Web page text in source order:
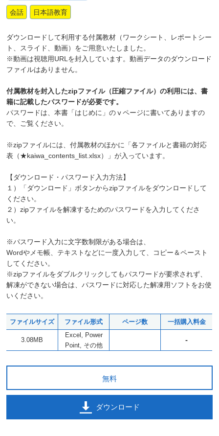
会話 日本語教育
ダウンロードして利用する付属教材（ワークシート、レポートシー
ト、スライド、動画）をご用意いたしました。
※動画は視聴用URLを封入しています。動画データのダウンロード
ファイルはありません。
付属教材を封入したzipファイル（圧縮ファイル）の利用には、書
籍に記載したパスワードが必要です。
パスワードは、本書「はじめに」のⅴページに書いてありますの
で、ご覧ください。
※zipファイルには、付属教材のほかに「各ファイルと書籍の対応
表（★kaiwa_contents_list.xlsx）」が入っています。
【ダウンロード・パスワード入力方法】
１）「ダウンロード」ボタンからzipファイルをダウンロードして
ください。
２）zipファイルを解凍するためのパスワードを入力してくださ
い。
※パスワード入力に文字数制限がある場合は、
Wordやメモ帳、テキストなどに一度入力して、コピー＆ペースト
してください。
※zipファイルをダブルクリックしてもパスワードが要求されず、
解凍ができない場合は、パスワードに対応した解凍用ソフトをお使
いください。
ファイルサイズ ファイル形式 ページ数 一括購入料金
3.08MB
Excel, Power
Point, その他
-
無料
ダウンロード